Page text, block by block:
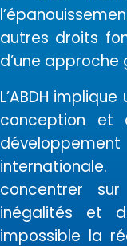
autres droits
d’une approche
L’ABDH
conception et
concentrer
inégalités et
impossible la